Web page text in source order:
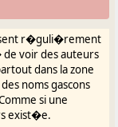
r�guli�rement
voir des auteurs
dans la zone
noms gascons
si une
exist�e.